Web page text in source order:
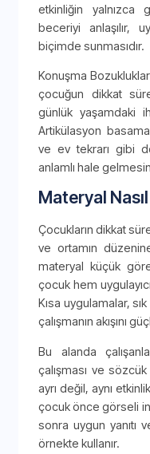
etkinliğin
beceriyi anlaşılır,
biçimde sunmasıdır.
Konuşma
çocuğun dikkat
günlük yaşamdaki
Artikülasyon
ve ev tekrarı gibi
anlamlı hale
Materyal
Çocukların dikkat
ve ortamın
materyal küçük
çocuk hem
Kısa uygulamalar,
çalışmanın akışını
Bu alanda
çalışması ve
ayrı değil, aynı
çocuk önce görseli
sonra uygun yanıtı
örnekte kullanır.